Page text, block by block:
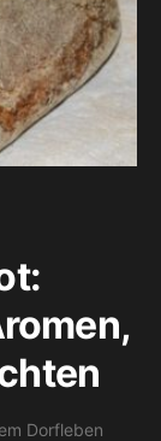
Dorfleben